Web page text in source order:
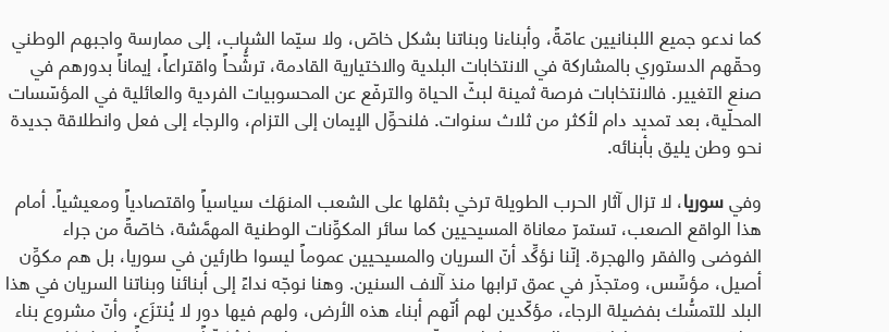
كما ندعو جميع اللبنانيين عامّةً، وأبناءنا وبناتنا بشكل خاصّ، ولا سيّما الشباب، إلى ممارسة واجبهم الوطني
وحقّهم الدستوري بالمشاركة في الانتخابات البلدية والاختيارية القادمة، ترشُّحاً واقتراعاً، إيماناً بدورهم في
صنع التغيير. فالانتخابات فرصة ثمينة لبثّ الحياة والترفّع عن المحسوبيات الفردية والعائلية في المؤسّسات
المحلّية، بعد تمديد دام لأكثر من ثلاث سنوات. فلنحوِّل الإيمان إلى التزام، والرجاء إلى فعل وانطلاقة جديدة
نحو وطن يليق بأبنائه.
وفيسوريا، لا تزال آثار الحرب الطويلة ترخي بثقلها على الشعب المنهَك سياسياً واقتصادياً ومعيشياً. أمام
هذا الواقع الصعب، تستمرّ معاناة المسيحيين كما سائر المكوِّنات الوطنية المهمَّشة، خاصّةً من جراء
الفوضى والفقر والهجرة. إنّنا نؤكِّد أنّ السريان والمسيحيين عموماً ليسوا طارئين في سوريا، بل هم مكوِّن
أصيل، مؤسِّس، ومتجذّر في عمق ترابها منذ آلاف السنين. وهنا نوجّه نداءً إلى أبنائنا وبناتنا السريان في هذا
البلد للتمسُّك بفضيلة الرجاء، مؤكّدين لهم أنّهم أبناء هذه الأرض، ولهم فيها دور لا يُنتزَع، وأنّ مشروع بناء